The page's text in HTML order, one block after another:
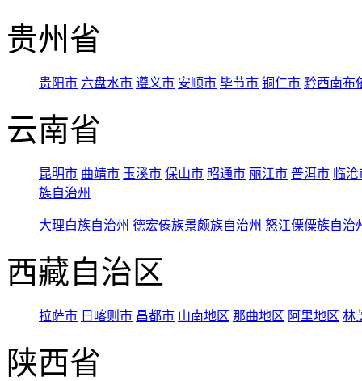
贵州省
贵阳市 六盘水市 遵义市 安顺市 毕节市 铜仁市 黔西南布
云南省
昆明市 曲靖市 玉溪市 保山市 昭通市 丽江市 普洱市 临
族自治州
大理白族自治州 德宏傣族景颇族自治州 怒江傈僳族自治
西藏自治区
拉萨市 日喀则市 昌都市 山南地区 那曲地区 阿里地区 林
陕西省